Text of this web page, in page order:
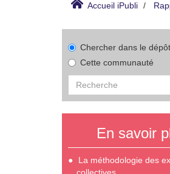
Accueil iPubli
Chercher dans le dépôt
Cette communauté
En savoir
La méthodologie des